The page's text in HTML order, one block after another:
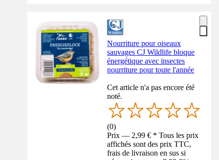
Nourriture pour oiseaux
sauvages CJ Wildlife bloque
énergétique avec insectes
nourriture pour toute l'année
Cet article n'a pas encore été
noté.
(0)
Prix — 2,99 € * Tous les prix
affichés sont des prix TTC,
frais de livraison en sus si